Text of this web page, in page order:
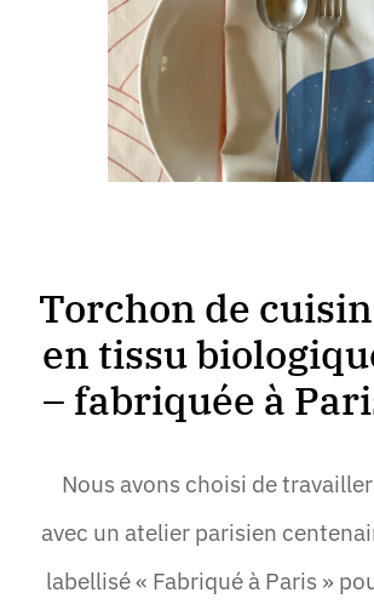
Torchon de
en tissu
– fabriquée à
Nous avons choisi de travailler
avec un atelier parisien
labellisé « Fabriqué à Paris »